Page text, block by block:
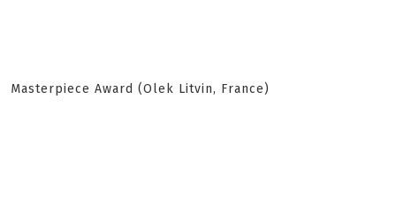
Masterpiece Award (Olek Litvin, France)